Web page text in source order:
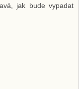
jak bude vypadat